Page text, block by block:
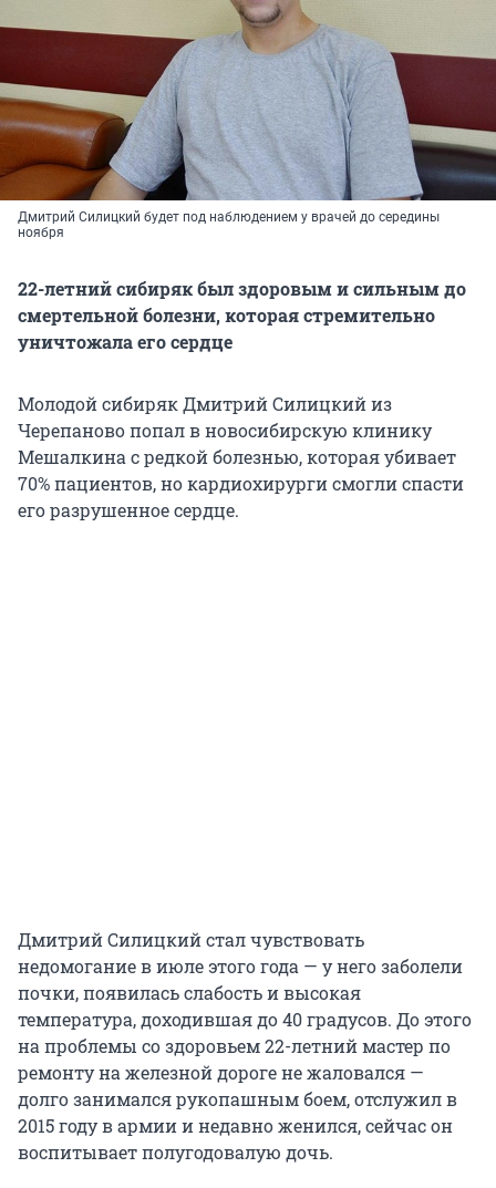
Дмитрий Силицкий будет под наблюдением у врачей до середины
ноября
22-летний сибиряк был здоровым и сильным до
смертельной болезни, которая стремительно
уничтожала его сердце
Молодой сибиряк Дмитрий Силицкий из
Черепаново попал в новосибирскую клинику
Мешалкина с редкой болезнью, которая убивает
70% пациентов, но кардиохирурги смогли спасти
его разрушенное сердце.
Дмитрий Силицкий стал чувствовать
недомогание в июле этого года — у него заболели
почки, появилась слабость и высокая
температура, доходившая до 40 градусов. До этого
на проблемы со здоровьем 22-летний мастер по
ремонту на железной дороге не жаловался —
долго занимался рукопашным боем, отслужил в
2015 году в армии и недавно женился, сейчас он
воспитывает полугодовалую дочь.